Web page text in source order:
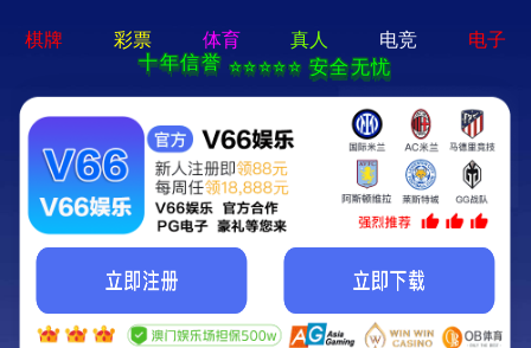
西点百科 
蛋糕师培训需考虑哪些问题?
发布 · 2024-04-30
蛋糕师培训需考虑哪些问题?随着烘焙行业的蓬勃发展，越